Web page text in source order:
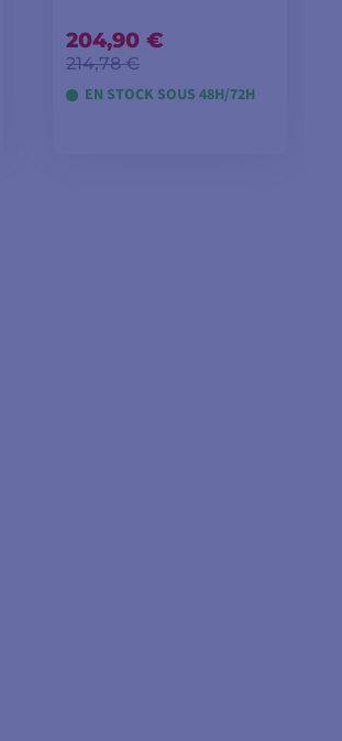
204,90 €
214,78 €
EN STOCK SOUS 48H/72H